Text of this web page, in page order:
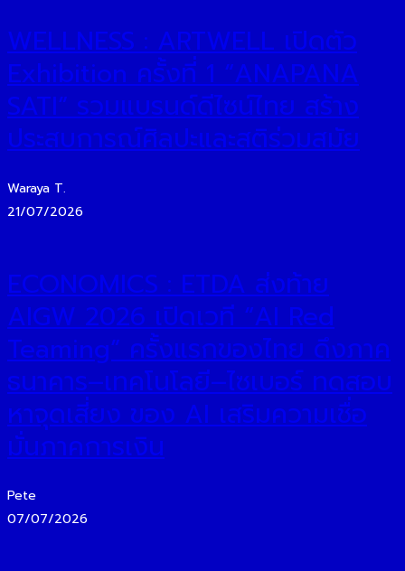
WELLNESS : ARTWELL เปิดตัว
Exhibition ครั้งที่ 1 “ANAPANA
SATI” รวมแบรนด์ดีไซน์ไทย สร้าง
ประสบการณ์ศิลปะและสติร่วมสมัย
Waraya T.
21/07/2026
ECONOMICS : ETDA ส่งท้าย
AIGW 2026 เปิดเวที “AI Red
Teaming” ครั้งแรกของไทย ดึงภาค
ธนาคาร–เทคโนโลยี–ไซเบอร์ ทดสอบ
หาจุดเสี่ยง ของ AI เสริมความเชื่อ
มั่นภาคการเงิน
Pete
07/07/2026